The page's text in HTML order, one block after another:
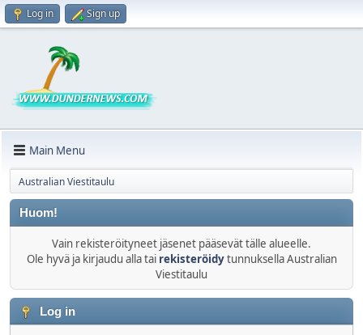
Log in Sign up
Main Menu
Australian Viestitaulu
Huom!
Vain rekisteröityneet jäsenet pääsevät tälle alueelle.
Ole hyvä ja kirjaudu alla tai rekisteröidytunnuksella Australian
Viestitaulu
Log in